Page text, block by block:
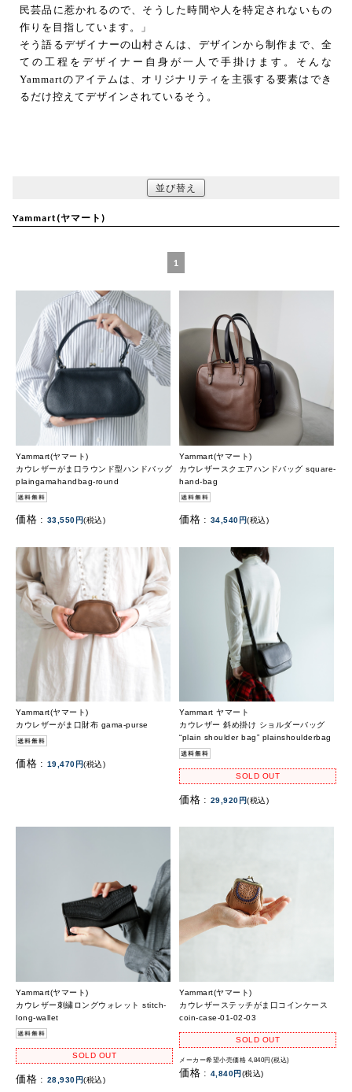
民芸品に惹かれるので、そうした時間や人を特定されないもの
作りを目指しています。」
そう語るデザイナーの山村さんは、デザインから制作まで、全
ての工程をデザイナー自身が一人で手掛けます。そんな
Yammartのアイテムは、オリジナリティを主張する要素はでき
るだけ控えてデザインされているそう。
並び替え
Yammart(ヤマート)
1
Yammart(ヤマート)
カウレザーがま口ラウンド型ハンドバッグ
plaingamahandbag-round
価格 : 33,550円(税込)
Yammart(ヤマート)
カウレザースクエアハンドバッグ square-
hand-bag
価格 : 34,540円(税込)
Yammart(ヤマート)
カウレザーがま口財布 gama-purse
価格 : 19,470円(税込)
Yammart ヤマート
カウレザー 斜め掛け ショルダーバッグ
“plain shoulder bag” plainshoulderbag
SOLD OUT
価格 : 29,920円(税込)
Yammart(ヤマート)
カウレザー刺繍ロングウォレット stitch-
long-wallet
SOLD OUT
価格 : 28,930円(税込)
Yammart(ヤマート)
カウレザーステッチがま口コインケース
coin-case-01-02-03
SOLD OUT
メーカー希望小売価格 4,840円(税込)
価格 : 4,840円(税込)